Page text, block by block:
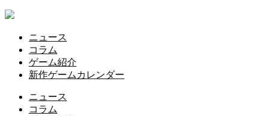
ニュース
コラム
ゲーム紹介
新作ゲームカレンダー
ニュース
コラム